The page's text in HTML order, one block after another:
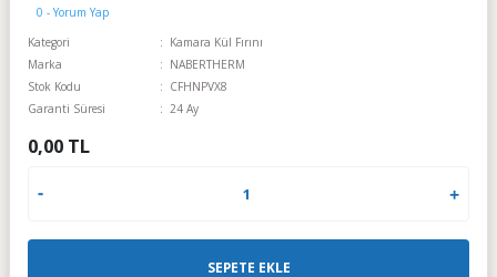
0 - Yorum Yap
Kategori
Kamara Kül Fırını
Marka
NABERTHERM
Stok Kodu
CFHNPVX8
Garanti Süresi
24 Ay
0,00 TL
SEPETE EKLE